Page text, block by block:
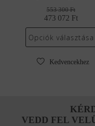
553 300Ft
Original
price
was:
473 072 Ft
Current
price
is:
Opciók választása
Kedvencekhez
VEDD FEL